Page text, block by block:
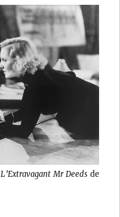
L’Extravagant Mr Deeds de